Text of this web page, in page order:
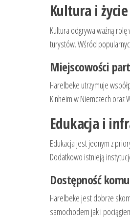
Kultura i życie
Kultura odgrywa ważną
turystów. Wśród
Miejscowości
Harelbeke utrzymuje
Kinheim w Niemczech oraz
Edukacja i
Edukacja jest jednym z
Dodatkowo istnieją
Dostępność
Harelbeke jest dobrze
samochodem jak i